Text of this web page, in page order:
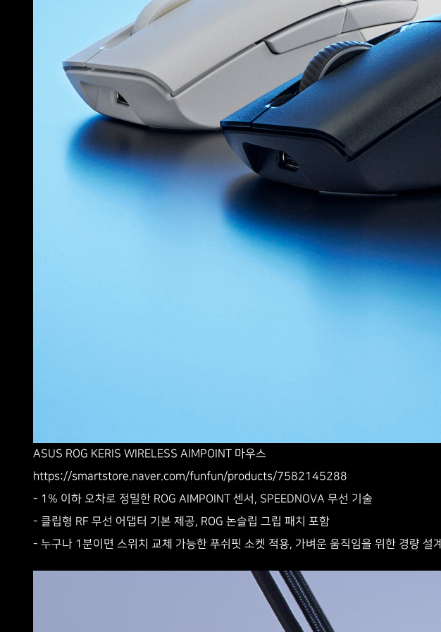
ASUS ROG KERIS WIRELESS AIMPOINT 마우스
https://smartstore.naver.com/funfun/products/7582145288
- 1% 이하 오차로 정밀한 ROG AIMPOINT 센서, SPEEDNOVA 무선 기술
- 클립형 RF 무선 어댑터 기본 제공, ROG 논슬립 그립 패치 포함
- 누구나 1분이면 스위치 교체 가능한 푸쉬핏 소켓 적용, 가벼운 움직임을 위한 경량 설계